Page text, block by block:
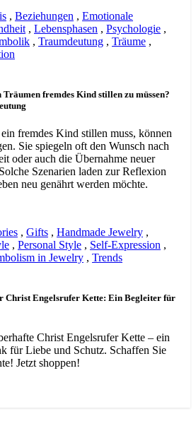
, Beziehungen , Emotionale
, Lebensphasen , Psychologie ,
, Traumdeutung , Träume ,
Träumen fremdes Kind stillen zu müssen?
fremdes Kind stillen muss, können
Sie spiegeln oft den Wunsch nach
oder auch die Übernahme neuer
Szenarien laden zur Reflexion
neu genährt werden möchte.
, Gifts , Handmade Jewelry ,
, Personal Style , Self-Expression ,
in Jewelry , Trends
Christ Engelsrufer Kette: Ein Begleiter für
Christ Engelsrufer Kette – ein
für Liebe und Schutz. Schaffen Sie
Jetzt shoppen!